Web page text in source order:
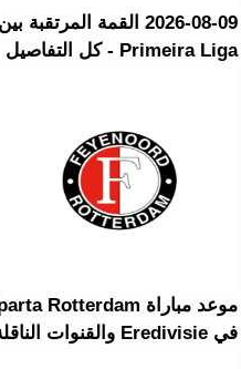
Primeira Liga - كل التفاصيل
في Eredivisie والقنوات الناقلة 2026-08-09